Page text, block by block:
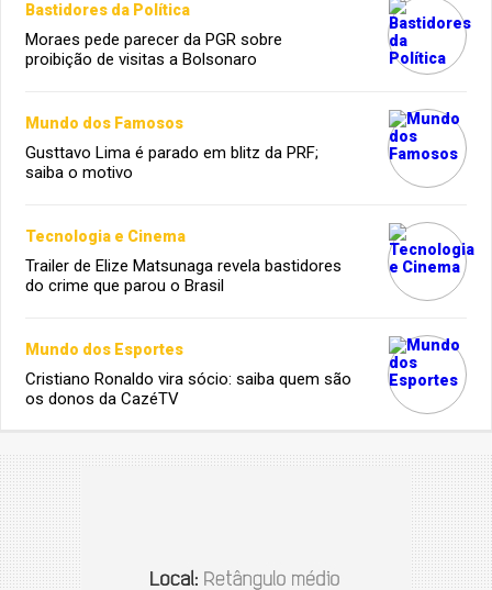
Bastidores da Política
Moraes pede parecer da PGR sobre
proibição de visitas a Bolsonaro
Mundo dos Famosos
Gusttavo Lima é parado em blitz da PRF;
saiba o motivo
Tecnologia e Cinema
Trailer de Elize Matsunaga revela bastidores
do crime que parou o Brasil
Mundo dos Esportes
Cristiano Ronaldo vira sócio: saiba quem são
os donos da CazéTV